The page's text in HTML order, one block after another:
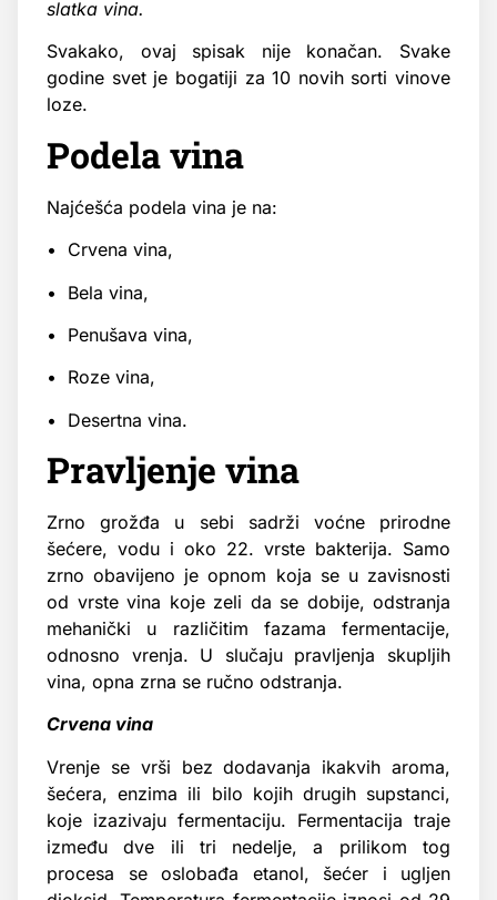
slatka vina.
Svakako, ovaj spisak nije konačan. Svake
godine svet je bogatiji za 10 novih sorti vinove
loze.
Podela vina
Najćešća podela vina je na:
• Crvena vina,
• Bela vina,
• Penušava vina,
• Roze vina,
• Desertna vina.
Pravljenje vina
Zrno grožđa u sebi sadrži voćne prirodne
šećere, vodu i oko 22. vrste bakterija. Samo
zrno obavijeno je opnom koja se u zavisnosti
od vrste vina koje zeli da se dobije, odstranja
mehanički u različitim fazama fermentacije,
odnosno vrenja. U slučaju pravljenja skupljih
vina, opna zrna se ručno odstranja.
Crvena vina
Vrenje se vrši bez dodavanja ikakvih aroma,
šećera, enzima ili bilo kojih drugih supstanci,
koje izazivaju fermentaciju. Fermentacija traje
između dve ili tri nedelje, a prilikom tog
procesa se oslobađa etanol, šećer i ugljen